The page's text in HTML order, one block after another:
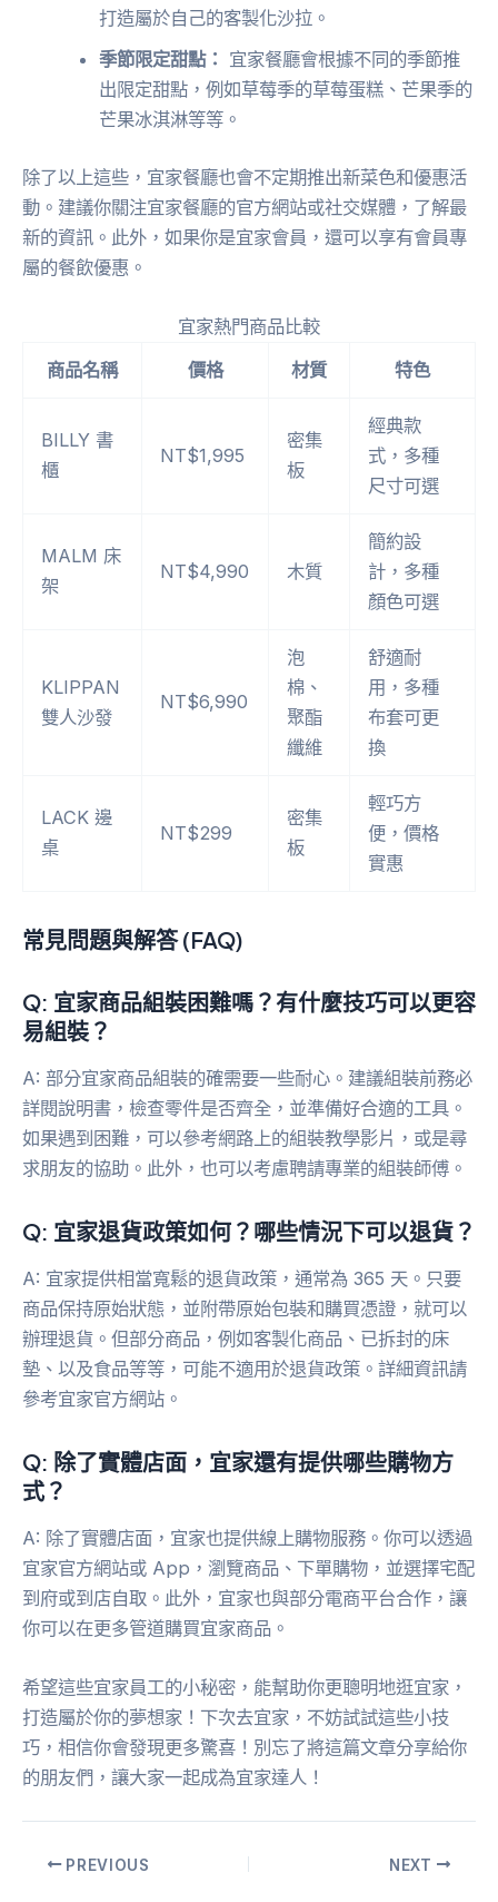
打造屬於自己的客製化沙拉。
季節限定甜點： 宜家餐廳會根據不同的季節推
出限定甜點，例如草莓季的草莓蛋糕、芒果季的
芒果冰淇淋等等。
除了以上這些，宜家餐廳也會不定期推出新菜色和優惠活
動。建議你關注宜家餐廳的官方網站或社交媒體，了解最
新的資訊。此外，如果你是宜家會員，還可以享有會員專
屬的餐飲優惠。
宜家熱門商品比較
商品名稱
價格 材質 特色
BILLY 書
櫃
NT$1,995
密集
板
經典款
式，多種
尺寸可選
MALM 床
架
NT$4,990 木質
簡約設
計，多種
顏色可選
KLIPPAN
雙人沙發
NT$6,990
泡
棉、
聚酯
纖維
舒適耐
用，多種
布套可更
換
LACK 邊
桌
NT$299
密集
板
輕巧方
便，價格
實惠
常見問題與解答 (FAQ)
Q: 宜家商品組裝困難嗎？有什麼技巧可以更容
易組裝？
A: 部分宜家商品組裝的確需要一些耐心。建議組裝前務必
詳閱說明書，檢查零件是否齊全，並準備好合適的工具。
如果遇到困難，可以參考網路上的組裝教學影片，或是尋
求朋友的協助。此外，也可以考慮聘請專業的組裝師傅。
Q: 宜家退貨政策如何？哪些情況下可以退貨？
A: 宜家提供相當寬鬆的退貨政策，通常為 365 天。只要
商品保持原始狀態，並附帶原始包裝和購買憑證，就可以
辦理退貨。但部分商品，例如客製化商品、已拆封的床
墊、以及食品等等，可能不適用於退貨政策。詳細資訊請
參考宜家官方網站。
Q: 除了實體店面，宜家還有提供哪些購物方
式？
A: 除了實體店面，宜家也提供線上購物服務。你可以透過
宜家官方網站或 App，瀏覽商品、下單購物，並選擇宅配
到府或到店自取。此外，宜家也與部分電商平台合作，讓
你可以在更多管道購買宜家商品。
希望這些宜家員工的小秘密，能幫助你更聰明地逛宜家，
打造屬於你的夢想家！下次去宜家，不妨試試這些小技
巧，相信你會發現更多驚喜！別忘了將這篇文章分享給你
的朋友們，讓大家一起成為宜家達人！
PREVIOUS NEXT